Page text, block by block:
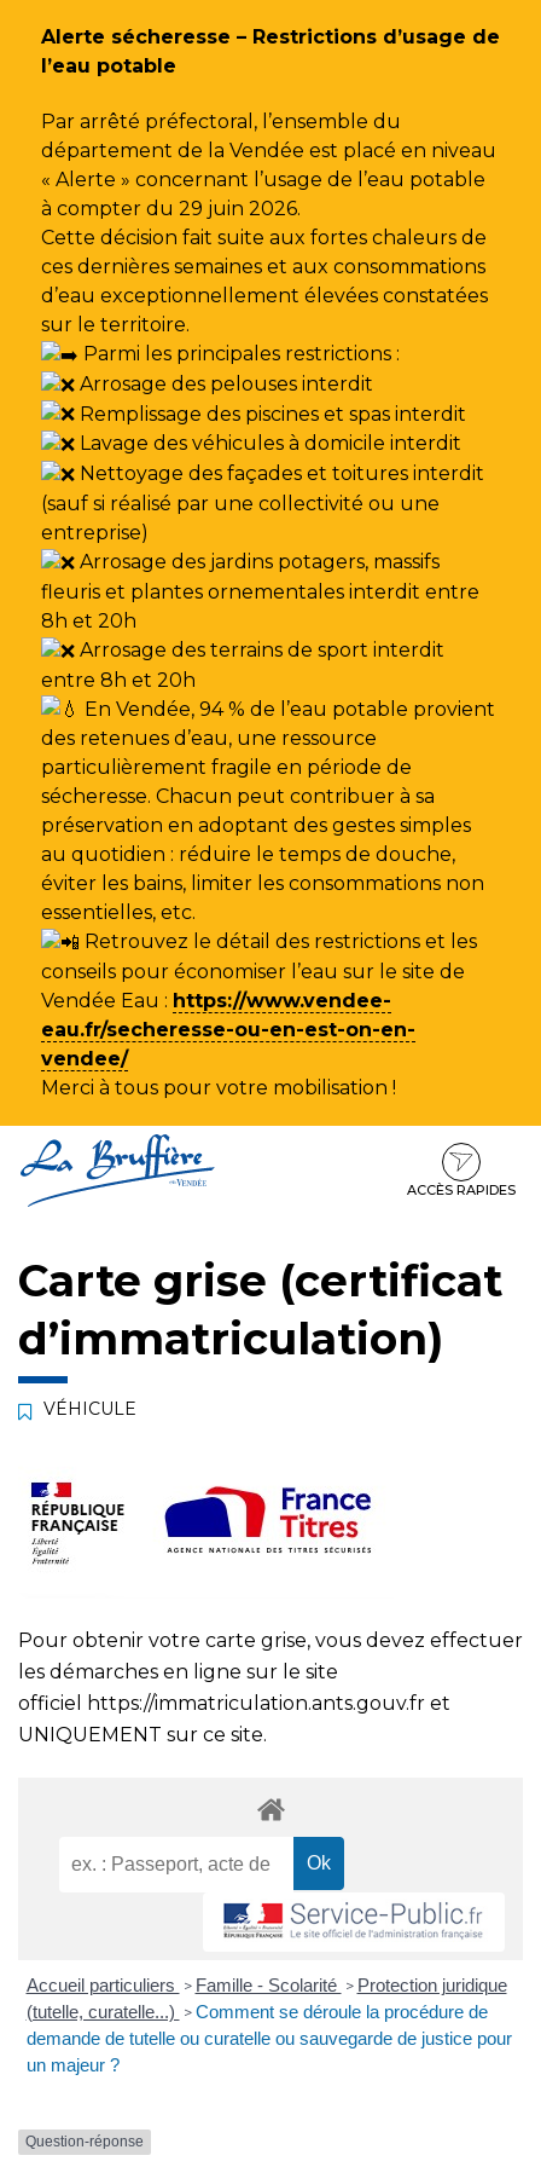
Alerte sécheresse – Restrictions d’usage de
l’eau potable
Par arrêté préfectoral, l’ensemble du
département de la Vendée est placé en niveau
« Alerte » concernant l’usage de l’eau potable
à compter du 29 juin 2026.
Cette décision fait suite aux fortes chaleurs de
ces dernières semaines et aux consommations
d’eau exceptionnellement élevées constatées
sur le territoire.
Parmi les principales restrictions :
Arrosage des pelouses interdit
Remplissage des piscines et spas interdit
Lavage des véhicules à domicile interdit
Nettoyage des façades et toitures interdit
(sauf si réalisé par une collectivité ou une
entreprise)
Arrosage des jardins potagers, massifs
fleuris et plantes ornementales interdit entre
8h et 20h
Arrosage des terrains de sport interdit
entre 8h et 20h
En Vendée, 94 % de l’eau potable provient
des retenues d’eau, une ressource
particulièrement fragile en période de
sécheresse. Chacun peut contribuer à sa
préservation en adoptant des gestes simples
au quotidien : réduire le temps de douche,
éviter les bains, limiter les consommations non
essentielles, etc.
Retrouvez le détail des restrictions et les
conseils pour économiser l’eau sur le site de
Vendée Eau : https://www.vendee-
eau.fr/secheresse-ou-en-est-on-en-
vendee/
Merci à tous pour votre mobilisation !
au
contenu
au
ACCÈS RAPIDES
Carte grise (certificat
d’immatriculation)
VÉHICULE
Pour obtenir votre carte grise, vous devez effectuer
les démarches en ligne sur le site
officiel
https://immatriculation.ants.gouv.fr et
UNIQUEMENT sur ce site.
Accueil particuliers > Famille - Scolarité > Protection juridique
(tutelle, curatelle...) > Comment se déroule la procédure de
demande de tutelle ou curatelle ou sauvegarde de justice pour
un majeur ?
Question-réponse